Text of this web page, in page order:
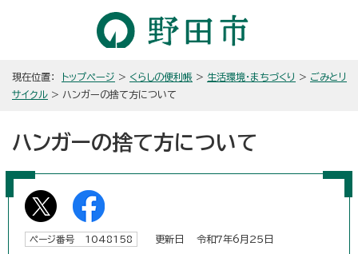
現在位置： トップページ > くらしの便利帳 > 生活環境・まちづくり > ごみとリ
サイクル > ハンガーの捨て方について
ハンガーの捨て方について
ページ番号 1048158 更新日 令和7年6月25日